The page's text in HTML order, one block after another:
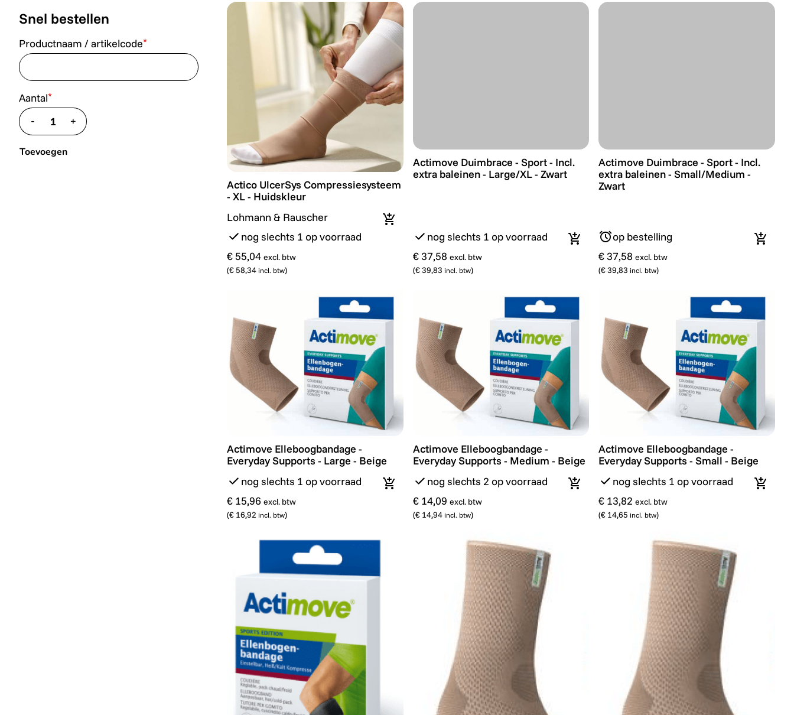
Actico UlcerSys Compressiesysteem - XL - Huidskleur
Actico UlcerSys Compressiesysteem
- XL - Huidskleur
Lohmann & Rauscher
nog slechts 1 op voorraad
€ 55,04 excl. btw
(€ 58,34 incl. btw)
In winkelmandje
Actimove Duimbrace - Sport - Incl. extra baleinen - Large/XL - Zwart
Actimove Duimbrace - Sport - Incl.
extra baleinen - Large/XL - Zwart
nog slechts 1 op voorraad
€ 37,58 excl. btw
(€ 39,83 incl. btw)
In winkelmandje
Actimove Duimbrace - Sport - Incl. extra
Actimove Duimbrace - Sport - Incl.
extra baleinen - Small/Medium -
Zwart
op bestelling
€ 37,58 excl. btw
(€ 39,83 incl. btw)
In
Actimove Elleboogbandage - Everyday Supports - Large - Beige
Actimove Elleboogbandage -
Everyday Supports - Large - Beige
nog slechts 1 op voorraad
€ 15,96 excl. btw
(€ 16,92 incl. btw)
In winkelmandje
Actimove Elleboogbandage - Everyday Supports - Medium - Beige
Actimove Elleboogbandage -
Everyday Supports - Medium - Beige
nog slechts 2 op voorraad
€ 14,09 excl. btw
(€ 14,94 incl. btw)
In winkelmandje
Actimove Elleboogbandage - Everyday
Actimove Elleboogbandage -
Everyday Supports - Small - Beige
nog slechts 1 op voorraad
€ 13,82 excl. btw
(€ 14,65 incl. btw)
In
Snel bestellen
Productnaam / artikelcode*
Aantal*
-translate.decrease
+translate.increase
Toevoegen